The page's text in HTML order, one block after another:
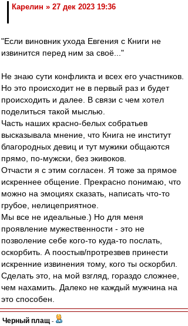
Карелин » 27 дек 2023 19:36
"Если виновник ухода Евгения с Книги не
извинится перед ним за своё..."
Не знаю сути конфликта и всех его участников.
Но это происходит не в первый раз и будет
происходить и далее. В связи с чем хотел
поделиться такой мыслью.
Часть наших красно-белых собратьев
высказывала мнение, что Книга не институт
благородных девиц и тут мужики общаются
прямо, по-мужски, без экивоков.
Отчасти я с этим согласен. Я тоже за прямое
искреннее общение. Прекрасно понимаю, что
можно на эмоциях сказать, написать что-то
грубое, нелицеприятное.
Мы все не идеальные.) Но для меня
проявление мужественности - это не
позволение себе кого-то куда-то послать,
оскорбить. А поостыв/протрезвев принести
искренние извинения тому, кого ты оскорбил.
Сделать это, на мой взгляд, гораздо сложнее,
чем нахамить. Далеко не каждый мужчина на
это способен.
Черный плащ -